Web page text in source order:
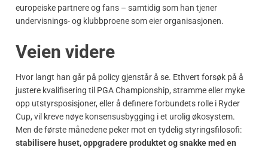
europeiske partnere og fans – samtidig som han tjener
undervisnings- og klubbproene som eier organisasjonen.
Veien videre
Hvor langt han går på policy gjenstår å se. Ethvert forsøk på å
justere kvalifisering til PGA Championship, stramme eller myke
opp utstyrsposisjoner, eller å definere forbundets rolle i Ryder
Cup, vil kreve nøye konsensusbygging i et urolig økosystem.
Men de første månedene peker mot en tydelig styringsfilosofi:
stabilisere huset, oppgradere produktet og snakke med en